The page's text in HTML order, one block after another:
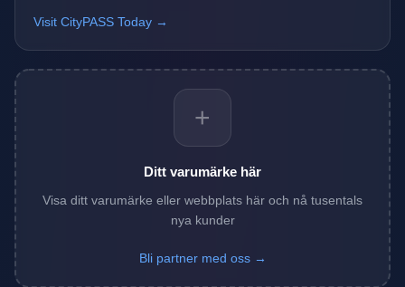
Visit CityPASS Today →
+
Ditt varumärke här
Visa ditt varumärke eller webbplats här och nå tusentals
nya kunder
Bli partner med oss →